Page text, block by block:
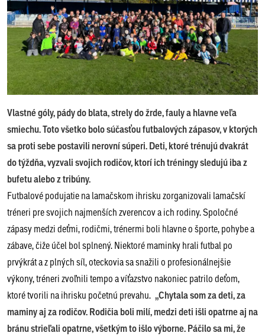
Vlastné góly, pády do blata, strely do žrde, fauly a hlavne veľa
smiechu. Toto všetko bolo súčasťou futbalových zápasov, v ktorých
sa proti sebe postavili nerovní súperi. Deti, ktoré trénujú dvakrát
do týždňa, vyzvali svojich rodičov, ktorí ich tréningy sledujú iba z
bufetu alebo z tribúny.
Futbalové podujatie na lamačskom ihrisku zorganizovali lamačskí
tréneri pre svojich najmenších zverencov a ich rodiny. Spoločné
zápasy medzi deťmi, rodičmi, trénermi boli hlavne o športe, pohybe a
zábave, čiže účel bol splnený. Niektoré maminky hrali futbal po
prvýkrát a z plných síl, oteckovia sa snažili o profesionálnejšie
výkony, tréneri zvoľnili tempo a víťazstvo nakoniec patrilo deťom,
ktoré tvorili na ihrisku početnú prevahu. „Chytala som za deti, za
maminy aj za rodičov. Rodičia boli milí, medzi deti išli opatrne aj na
bránu strieľali opatrne, všetkým to išlo výborne. Páčilo sa mi, že